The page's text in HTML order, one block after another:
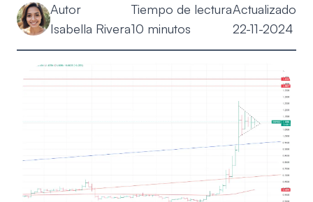
Ayuda
Acerca de
Autor
Isabella Rivera
Tiempo de lectura
10 minutos
Actualizado
22-11-2024